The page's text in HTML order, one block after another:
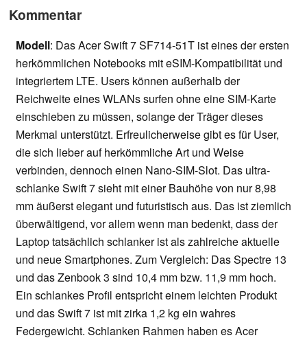
Kommentar
Modell: Das Acer Swift 7 SF714-51T ist eines der ersten
herkömmlichen Notebooks mit eSIM-Kompatibilität und
integriertem LTE. Users können außerhalb der
Reichweite eines WLANs surfen ohne eine SIM-Karte
einschieben zu müssen, solange der Träger dieses
Merkmal unterstützt. Erfreulicherweise gibt es für User,
die sich lieber auf herkömmliche Art und Weise
verbinden, dennoch einen Nano-SIM-Slot. Das ultra-
schlanke Swift 7 sieht mit einer Bauhöhe von nur 8,98
mm äußerst elegant und futuristisch aus. Das ist ziemlich
überwältigend, vor allem wenn man bedenkt, dass der
Laptop tatsächlich schlanker ist als zahlreiche aktuelle
und neue Smartphones. Zum Vergleich: Das Spectre 13
und das Zenbook 3 sind 10,4 mm bzw. 11,9 mm hoch.
Ein schlankes Profil entspricht einem leichten Produkt
und das Swift 7 ist mit zirka 1,2 kg ein wahres
Federgewicht. Schlanken Rahmen haben es Acer